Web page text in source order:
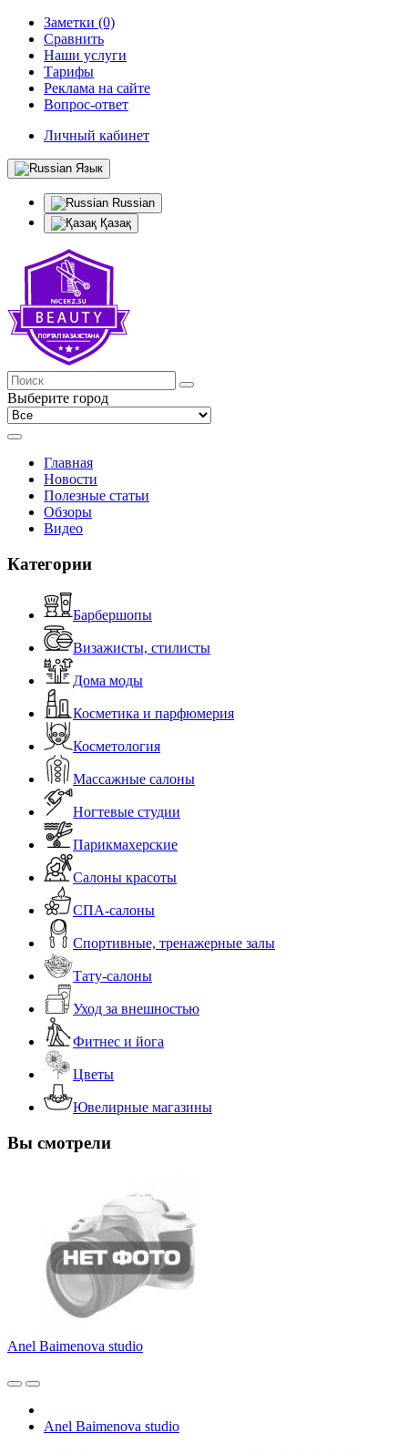
Заметки (0)
Сравнить
Наши услуги
Тарифы
Реклама на сайте
Вопрос-ответ
Личный кабинет
Язык
Russian
Қазақ
Выберите город
Главная
Новости
Полезные статьи
Обзоры
Видео
Категории
Барбершопы
Визажисты, стилисты
Дома моды
Косметика и парфюмерия
Косметология
Массажные салоны
Ногтевые студии
Парикмахерские
Салоны красоты
СПА-салоны
Спортивные, тренажерные залы
Тату-салоны
Уход за внешностью
Фитнес и йога
Цветы
Ювелирные магазины
Вы смотрели
Anel Baimenova studio
Anel Baimenova studio